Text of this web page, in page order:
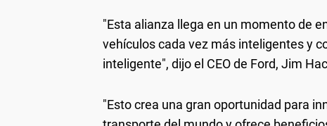
"Esta alianza llega en un momento de
vehículos cada vez más inteligentes y
inteligente", dijo el CEO de Ford, Jim
"Esto crea una gran oportunidad para